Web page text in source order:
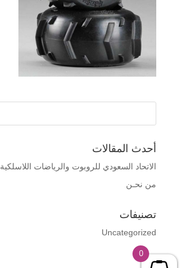
أحدث المقالات
الاتحاد السعودي للروبوت والرياضات اللاسلكية
من نحـن
تصنيفات
Uncategorized
0